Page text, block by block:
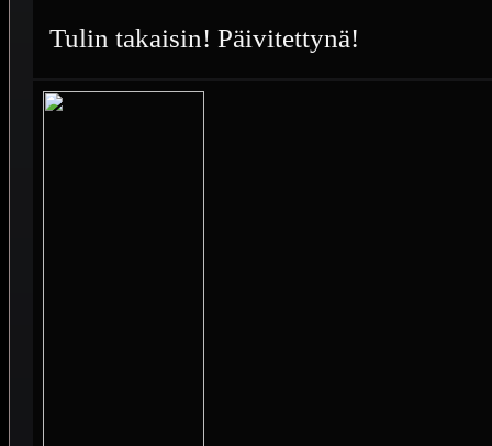
Saavutuksia
Tulin takaisin! Päivitettynä!